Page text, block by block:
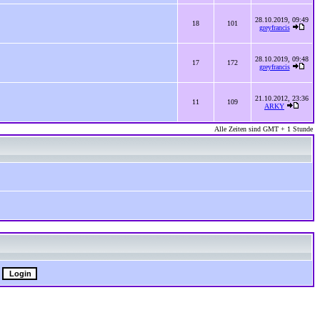
18 101
28.10.2019, 09:49
greyfrancis
17 172
28.10.2019, 09:48
greyfrancis
11 109
21.10.2012, 23:36
ARKY
Alle Zeiten sind GMT + 1 Stunde